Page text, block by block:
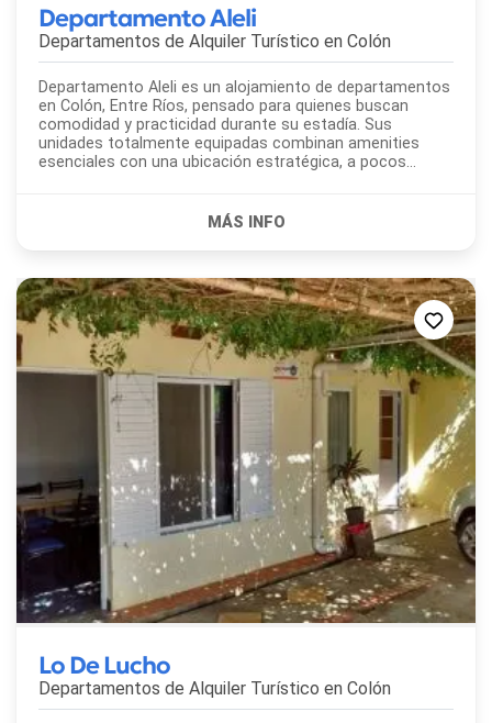
Departamento Aleli
Departamentos de Alquiler Turístico en Colón
Departamento Aleli es un alojamiento de departamentos
en Colón, Entre Ríos, pensado para quienes buscan
comodidad y practicidad durante su estadía. Sus
unidades totalmente equipadas combinan amenities
esenciales con una ubicación estratégica, a pocos
Lo De Lucho
Departamentos de Alquiler Turístico en Colón